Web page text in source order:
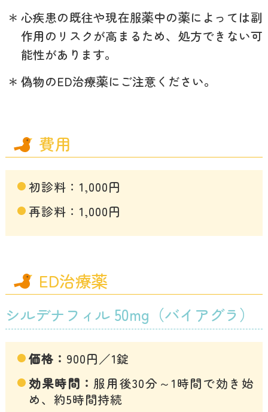
＊ 心疾患の既往や現在服薬中の薬によっては副
作用のリスクが高まるため、処方できない可
能性があります。
＊ 偽物のED治療薬にご注意ください。
費用
初診料：1,000円
再診料：1,000円
ED治療薬
シルデナフィル 50mg（バイアグラ）
価格： 900円／1錠
効果時間： 服用後30分～1時間で効き始
め、約5時間持続